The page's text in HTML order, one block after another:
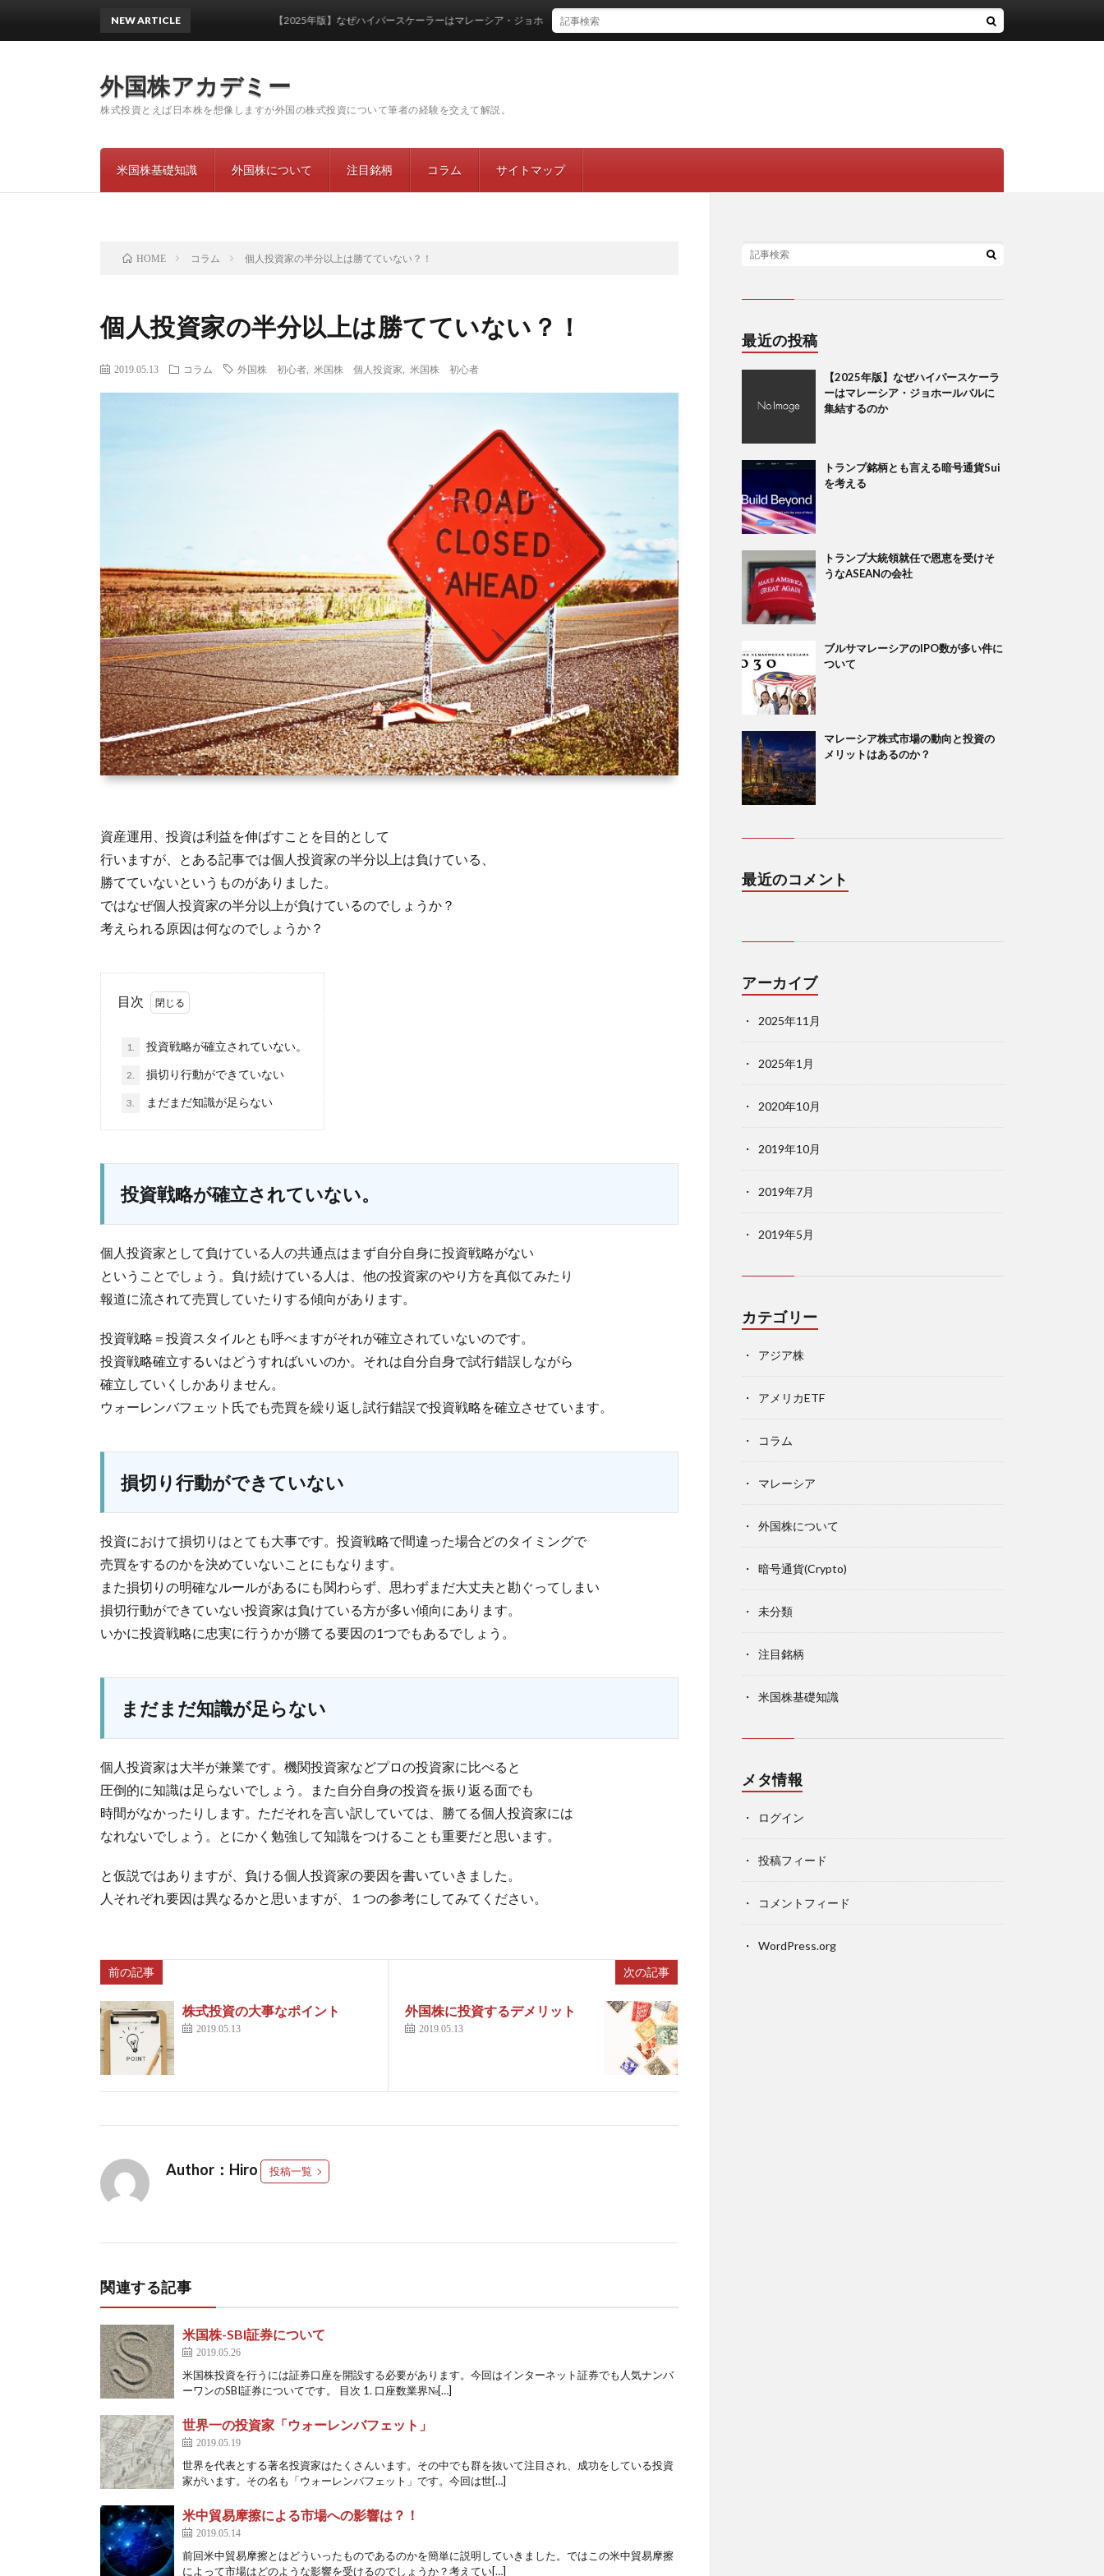
外国株アカデミー
株式投資とえば日本株を想像しますが外国の株式投資について筆者の経験を交えて解説。
米国株基礎知識 外国株について 注目銘柄 コラム サイトマップ
NEW ARTICLE 【2025年版】なぜハイパースケーラーはマレーシア・ジョホールバルに集結するのか
HOME コラム 個人投資家の半分以上は勝てていない？！
個人投資家の半分以上は勝てていない？！
2019.05.13 コラム 外国株 初心者 米国株 個人投資家 米国株 初心者
資産運用、投資は利益を伸ばすことを目的として
行いますが、とある記事では個人投資家の半分以上は負けている、
勝てていないというものがありました。
ではなぜ個人投資家の半分以上が負けているのでしょうか？
考えられる原因は何なのでしょうか？
目次
1. 投資戦略が確立されていない。
2. 損切り行動ができていない
3. まだまだ知識が足らない
投資戦略が確立されていない。
個人投資家として負けている人の共通点はまず自分自身に投資戦略がない
ということでしょう。負け続けている人は、他の投資家のやり方を真似てみたり
報道に流されて売買していたりする傾向があります。
投資戦略＝投資スタイルとも呼べますがそれが確立されていないのです。
投資戦略確立するいはどうすればいいのか。それは自分自身で試行錯誤しながら
確立していくしかありません。
ウォーレンバフェット氏でも売買を繰り返し試行錯誤で投資戦略を確立させています。
損切り行動ができていない
投資におけて損切りはとても大事です。投資戦略で間違った場合どのタイミングで
売買をするのかを決めていないことにもなります。
また損切りの明確なルールがあるにも関わらず、思わずまだ大丈夫と勘ぐってしまい
損切行動ができていない投資家は負けている方が多い傾向にあります。
いかに投資戦略に忠実に行うかが勝てる要因の1つでもあるでしょう。
まだまだ知識が足らない
個人投資家は大半が兼業です。機関投資家などプロの投資家に比べると
圧倒的に知識は足らないでしょう。また自分自身の投資を振り返る面でも
時間がなかったりします。ただそれを言い訳していては、勝てる個人投資家には
なれないでしょう。とにかく勉強して知識をつけることも重要だと思います。
と仮説ではありますが、負ける個人投資家の要因を書いていきました。
人それぞれ要因は異なるかと思いますが、１つの参考にしてみてください。
前の記事
株式投資の大事なポイント
2019.05.13
次の記事
外国株に投資するデメリット
2019.05.13
Author：Hiro 投稿一覧
関連する記事
米国株-SBI証券について
2019.05.26
米国株投資を行うには証券口座を開設する必要があります。今回はインターネット証券でも人気ナンバ
ーワンのSBI証券についてです。 目次 1. 口座数業界№[…]
世界一の投資家「ウォーレンバフェット」
2019.05.19
世界を代表とする著名投資家はたくさんいます。その中でも群を抜いて注目され、成功をしている投資
家がいます。その名も「ウォーレンバフェット」です。今回は世[…]
米中貿易摩擦による市場への影響は？！
2019.05.14
前回米中貿易摩擦とはどういったものであるのかを簡単に説明していきました。ではこの米中貿易摩擦
によって市場はどのような影響を受けるのでしょうか？考えてい[…]
最近の投稿
【2025年版】なぜハイパースケーラ
ーはマレーシア・ジョホールバルに
集結するのか
トランプ銘柄とも言える暗号通貨Sui
を考える
トランプ大統領就任で恩恵を受けそ
うなASEANの会社
ブルサマレーシアのIPO数が多い件に
ついて
マレーシア株式市場の動向と投資の
メリットはあるのか？
最近のコメント
アーカイブ
2025年11月
2025年1月
2020年10月
2019年10月
2019年7月
2019年5月
カテゴリー
アジア株
アメリカETF
コラム
マレーシア
外国株について
暗号通貨(Crypto)
未分類
注目銘柄
米国株基礎知識
メタ情報
ログイン
投稿フィード
コメントフィード
WordPress.org